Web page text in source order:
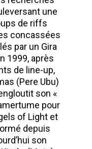
une
de riffs
concassées
par un Gira
1999, après
de line-up,
(Pere Ubu)
son «
pour
of Light et
depuis
son